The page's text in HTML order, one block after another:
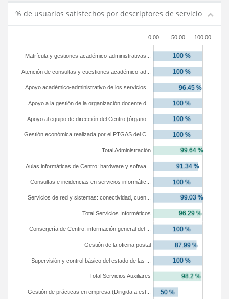
% de usuarios satisfechos por descriptores de servicio
0.00 50.00 100.00
Gestión de prácticas en empresa (Dirigida a est...
Total Servicios Auxiliares
Supervisión y control básico del estado de las ...
Gestión de la oficina postal
Conserjería de Centro: información general del ...
Total Servicios Informáticos
Servicios de red y sistemas: conectividad, cuen...
Consultas e incidencias en servicios informátic...
Aulas informáticas de Centro: hardware y softwa...
Total Administración
Gestión económica realizada por el PTGAS del C...
Apoyo al equipo de dirección del Centro (órgano...
Apoyo a la gestión de la organización docente d...
Apoyo académico-administrativo de los servicios...
Atención de consultas y cuestiones académico-ad...
Matrícula y gestiones académico-administrativas...